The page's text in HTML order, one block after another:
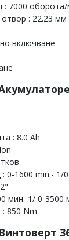
: 7000
: 22.23 мм
включване
: 8.0 Ah
0-1600 min.- 1/
мин.-1/ 0-3500
850 Nm